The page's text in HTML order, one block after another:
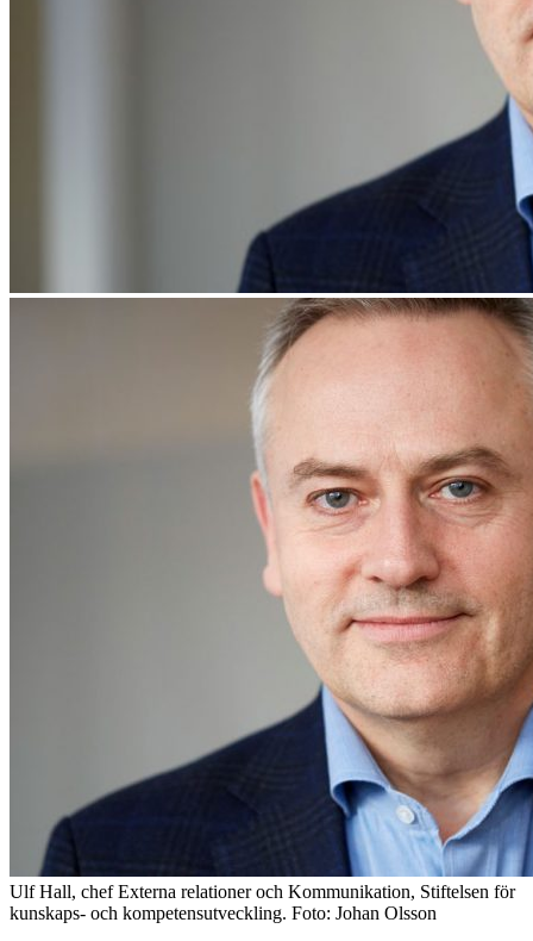
Ulf Hall, chef Externa relationer och Kommunikation, Stiftelsen för
kunskaps- och kompetensutveckling. Foto: Johan Olsson